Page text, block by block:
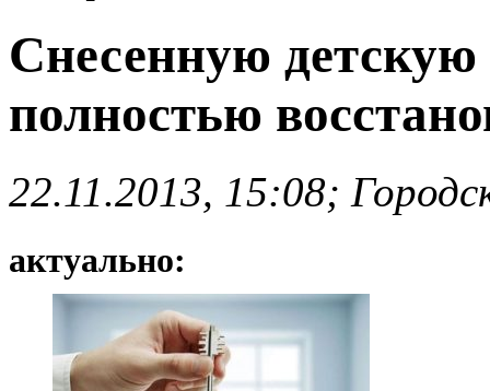
Снесенную
полностью
22.11.2013, 15:08;
актуально: